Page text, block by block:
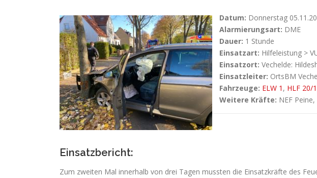
Datum: Donnerstag
Alarmierungsart: DME
Dauer: 1 Stunde
Einsatzart: Hilfeleistung >
Einsatzort: Vechelde:
Einsatzleiter: OrtsBM
Fahrzeuge: ELW 1 , HLF 20/
Weitere Kräfte: NEF
Einsatzbericht:
Zum zweiten Mal innerhalb von drei Tagen mussten die Einsatzkräfte des